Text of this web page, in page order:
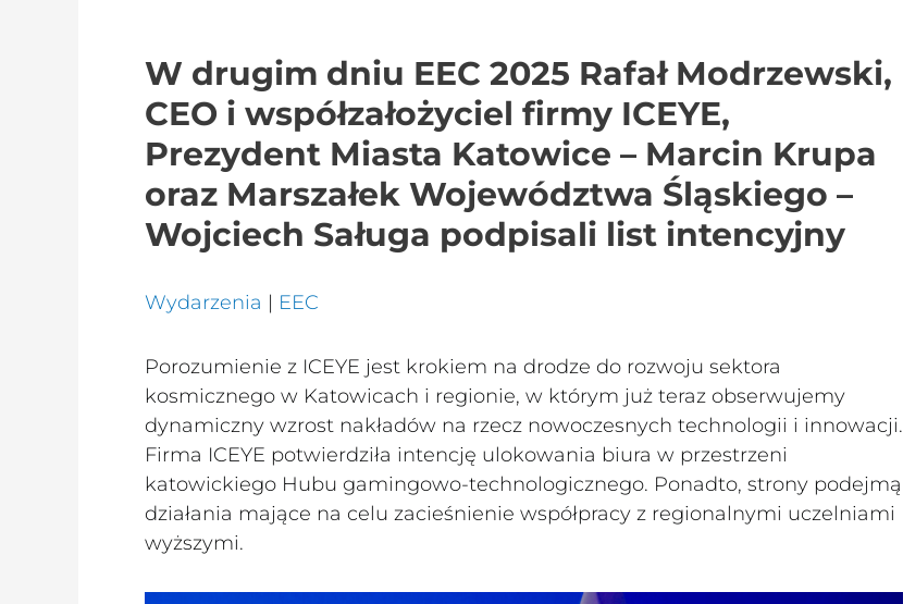
W drugim dniu EEC 2025 Rafał Modrzewski,
CEO i współzałożyciel firmy ICEYE,
Prezydent Miasta Katowice – Marcin Krupa
oraz Marszałek Województwa Śląskiego –
Wojciech Saługa podpisali list intencyjny
Wydarzenia | EEC
Porozumienie z ICEYE jest krokiem na drodze do rozwoju sektora
kosmicznego w Katowicach i regionie, w którym już teraz obserwujemy
dynamiczny wzrost nakładów na rzecz nowoczesnych technologii i innowacji.
Firma ICEYE potwierdziła intencję ulokowania biura w przestrzeni
katowickiego Hubu gamingowo-technologicznego. Ponadto, strony podejmą
działania mające na celu zacieśnienie współpracy z regionalnymi uczelniami
wyższymi.